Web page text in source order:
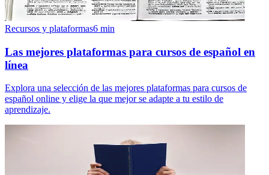
Recursos y plataformas6 min
Las mejores plataformas para cursos de español en
línea
Explora una selección de las mejores plataformas para cursos de
español online y elige la que mejor se adapte a tu estilo de
aprendizaje.